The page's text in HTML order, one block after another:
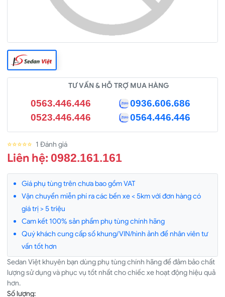
TƯ VẤN & HỖ TRỢ MUA HÀNG
0563.446.446
0936.606.686
0523.446.446
0564.446.446
⭐⭐⭐⭐⭐ 1 Đánh giá
Liên hệ: 0982.161.161
Giá phụ tùng trên chưa bao gồm VAT
Vận chuyển miễn phí ra các bến xe < 5km với đơn hàng có
giá trị > 5 triệu
Cam kết 100% sản phẩm phụ tùng chính hãng
Quý khách cung cấp số khung/VIN/hình ảnh để nhân viên tư
vấn tốt hơn
Sedan Việt khuyên bạn dùng phụ tùng chính hãng để đảm bảo chất
lượng sử dụng và phục vụ tốt nhất cho chiếc xe hoạt động hiệu quả
hơn.
Số lượng: